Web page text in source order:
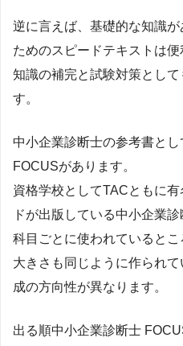
逆に言えば、基礎的な知識
ためのスピードテキストは便
知識の補完と試験対策とし
す。
中小企業診断士の参考書と
FOCUSがあります。
資格学校としてTACともに
ドが出版している中小企業診
科目ごとに使われているとこ
大きさも同じように作られ
成の方向性が異なります。
出る順中小企業診断士